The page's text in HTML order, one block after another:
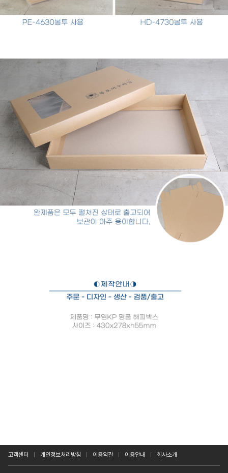
고객센터 개인정보처리방침 이용약관 이용안내 회사소개